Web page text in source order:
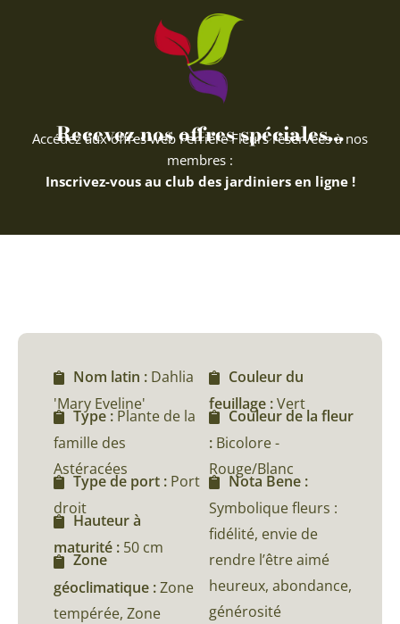
Recevez nos offres spéciales...
Accédez aux offres web Ferriere Fleurs réservées à nos
membres :
Inscrivez-vous au club des jardiniers en ligne !
Nom latin : Dahlia
'Mary Eveline'
Type : Plante de la
famille des
Astéracées
Type de port : Port
droit
Hauteur à
maturité : 50 cm
Zone
géoclimatique :Zone
tempérée, Zone
Couleur du
feuillage :Vert
Couleur de la fleur
: Bicolore -
Rouge/Blanc
Nota Bene :
Symbolique fleurs :
fidélité, envie de
rendre l’être aimé
heureux, abondance,
générosité